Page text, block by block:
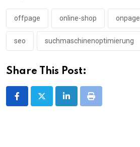
offpage online-shop onpage
seo suchmaschinenoptimierung
Share This Post:
LinkedInPrint